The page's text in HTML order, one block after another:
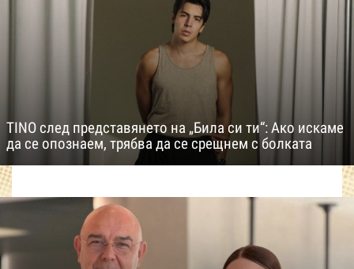
TINO след представянето на „Била си ти“: Ако искаме
да се опознаем, трябва да се срещнем с болката